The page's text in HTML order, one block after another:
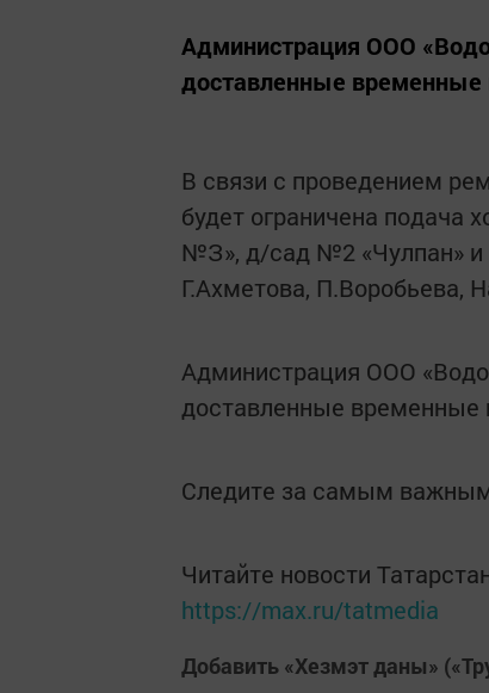
Администрация ООО
доставленные временные
В связи с проведением
будет ограничена
№З», д/сад №2 «Чулпан» и
Г.Ахметова, П.Воробьева,
Администрация ООО
доставленные временные
Следите за самым
Читайте новости
https://max.ru/tatmedia
Добавить «Хезмэт даны»